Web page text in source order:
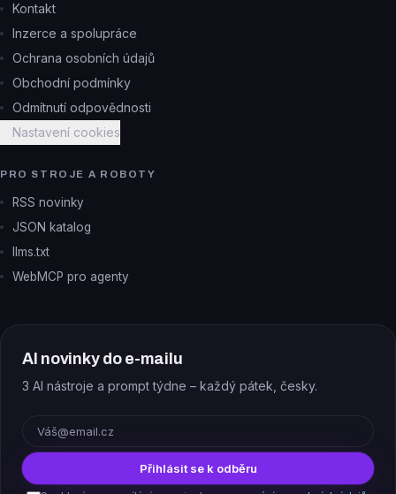
Kontakt
Inzerce a spolupráce
Ochrana osobních údajů
Obchodní podmínky
Odmítnutí odpovědnosti
Nastavení cookies
PRO STROJE A ROBOTY
RSS novinky
JSON katalog
llms.txt
WebMCP pro agenty
AI novinky do e-mailu
3 AI nástroje a prompt týdne – každý pátek, česky.
Přihlásit se k odběru